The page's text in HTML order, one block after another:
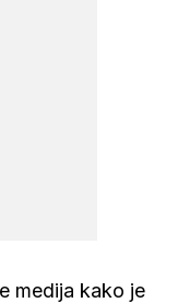
medija kako je